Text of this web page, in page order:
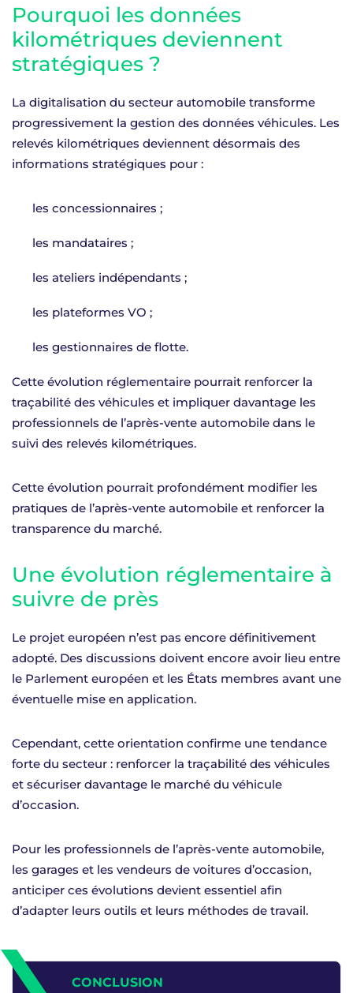
Pourquoi les données
kilométriques deviennent
stratégiques ?
La digitalisation du secteur automobile transforme
progressivement la gestion des données véhicules. Les
relevés kilométriques deviennent désormais des
informations stratégiques pour :
les concessionnaires ;
les mandataires ;
les ateliers indépendants ;
les plateformes VO ;
les gestionnaires de flotte.
Cette évolution réglementaire pourrait renforcer la
traçabilité des véhicules et impliquer davantage les
professionnels de l’après-vente automobile dans le
suivi des relevés kilométriques.
Cette évolution pourrait profondément modifier les
pratiques de l’après-vente automobile et renforcer la
transparence du marché.
Une évolution réglementaire à
suivre de près
Le projet européen n’est pas encore définitivement
adopté. Des discussions doivent encore avoir lieu entre
le Parlement européen et les États membres avant une
éventuelle mise en application.
Cependant, cette orientation confirme une tendance
forte du secteur : renforcer la traçabilité des véhicules
et sécuriser davantage le marché du véhicule
d’occasion.
Pour les professionnels de l’après-vente automobile,
les garages et les vendeurs de voitures d’occasion,
anticiper ces évolutions devient essentiel afin
d’adapter leurs outils et leurs méthodes de travail.
CONCLUSION